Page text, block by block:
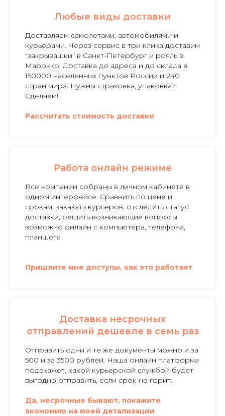
Любые виды доставки
Доставляем самолетами, автомобилями и
курьерами. Через сервис в три клика доставим
"закрывашки" в Санкт-Петербург и рояль в
Марокко. Доставка до адреса и до склада в
150000 населенных пунктов России и 240
стран мира. Нужны страховка, упаковка?
Сделаем!
Рассчитать стоимость доставки
Работа онлайн режиме
Все компании собраны в личном кабинете в
одном интерфейсе. Сравнить по цене и
срокам, заказать курьеров, отследить статус
доставки, решить возникающие вопросы
возможно онлайн с компьютера, телефона,
планшета
Пришлите мне доступы, как это работает
Доставка несрочных
отправлений дешевле в семь раз
Отправить одни и те же документы можно и за
500 и за 3500 рублей. Наша онлайн платформа
подскажет, какой курьерской службой будет
выгодно отправить, если срок не горит.
Да, несрочные бывают, покажите
экономию на моей детализации